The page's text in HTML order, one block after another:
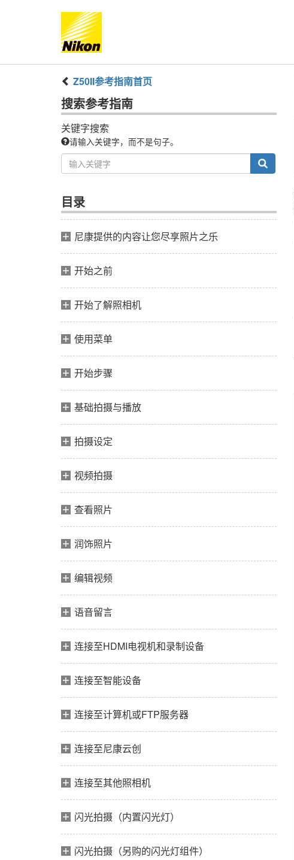
Z50II参考指南首页
搜索参考指南
关键字搜索
请输入关键字，而不是句子。
目录
尼康提供的内容让您尽享照片之乐
开始之前
开始了解照相机
使用菜单
开始步骤
基础拍摄与播放
拍摄设定
视频拍摄
查看照片
润饰照片
编辑视频
语音留言
连接至HDMI电视机和录制设备
连接至智能设备
连接至计算机或FTP服务器
连接至尼康云创
连接至其他照相机
闪光拍摄（内置闪光灯）
闪光拍摄（另购的闪光灯组件）